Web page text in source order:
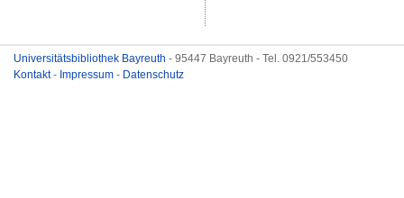
Universitätsbibliothek Bayreuth - 95447 Bayreuth - Tel. 0921/553450
Kontakt- Impressum - Datenschutz